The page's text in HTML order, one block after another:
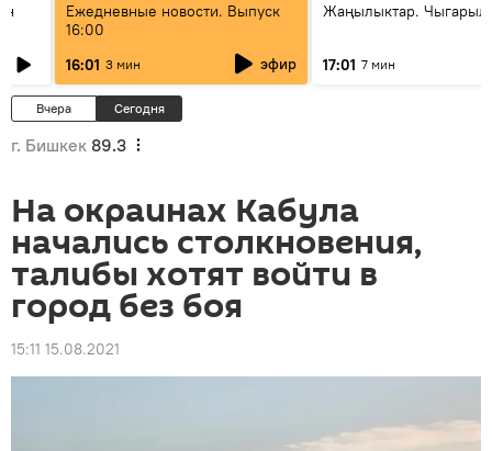
Ежедневные новости. Выпуск
16:00
16:01 3 мин эфир
Жаңылыктар.
17:01 7 мин
Вчера Сегодня
г. Бишкек 89.3
На окраинах Кабула
начались столкновения,
талибы хотят войти в
город без боя
15:11 15.08.2021